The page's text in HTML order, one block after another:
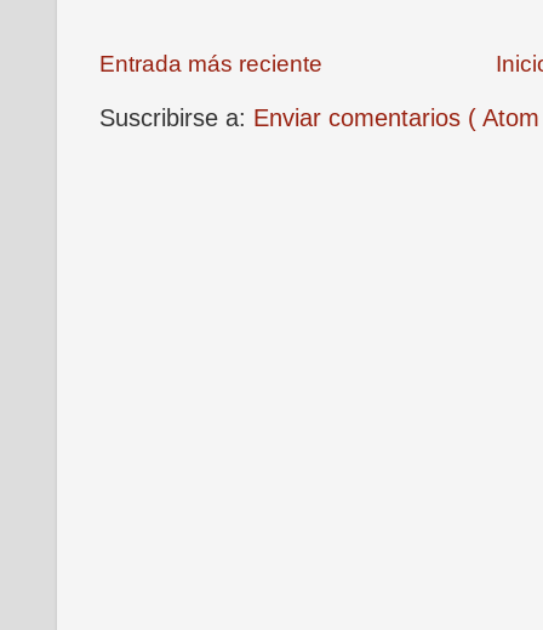
Entrada más reciente
Suscribirse a: Enviar comentarios (